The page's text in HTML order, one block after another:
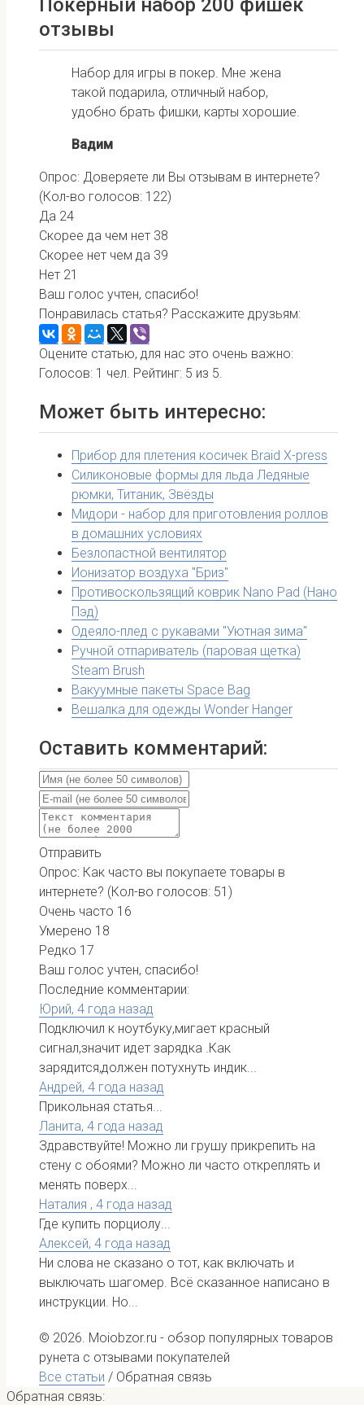
Покерный набор 200 фишек
отзывы
Набор для игры в покер. Мне жена
такой подарила, отличный набор,
удобно брать фишки, карты хорошие.
Вадим
Опрос: Доверяете ли Вы отзывам в интернете?
(Кол-во голосов: 122)
Да 24
Скорее да чем нет 38
Скорее нет чем да 39
Нет 21
Ваш голос учтен, спасибо!
Понравилась статья? Расскажите друзьям:
Оцените статью, для нас это очень важно:
Голосов: 1 чел. Рейтинг: 5 из 5.
Может быть интересно:
Прибор для плетения косичек Braid X-press
Силиконовые формы для льда Ледяные
рюмки, Титаник, Звёзды
Мидори - набор для приготовления роллов
в домашних условиях
Безлопастной вентилятор
Ионизатор воздуха "Бриз"
Противоскользящий коврик Nano Pad (Нано
Пэд)
Одеяло-плед с рукавами "Уютная зима"
Ручной отпариватель (паровая щетка)
Steam Brush
Вакуумные пакеты Space Bag
Вешалка для одежды Wonder Hanger
Оставить комментарий:
Отправить
Опрос: Как часто вы покупаете товары в
интернете? (Кол-во голосов: 51)
Очень часто 16
Умерено 18
Редко 17
Ваш голос учтен, спасибо!
Последние комментарии:
Юрий, 4 года назад
Подключил к ноутбуку,мигает красный
сигнал,значит идет зарядка .Как
зарядится,должен потухнуть индик...
Андрей, 4 года назад
Прикольная статья...
Ланита, 4 года назад
Здравствуйте! Можно ли грушу прикрепить на
стену с обоями? Можно ли часто откреплять и
менять поверх...
Наталия , 4 года назад
Где купить порциолу...
Алексей, 4 года назад
Ни слова не сказано о тот, как включать и
выключать шагомер. Всё сказанное написано в
инструкции. Но...
© 2026. Moiobzor.ru - обзор популярных товаров
рунета с отзывами покупателей
Все статьи / Обратная связь
Обратная связь: